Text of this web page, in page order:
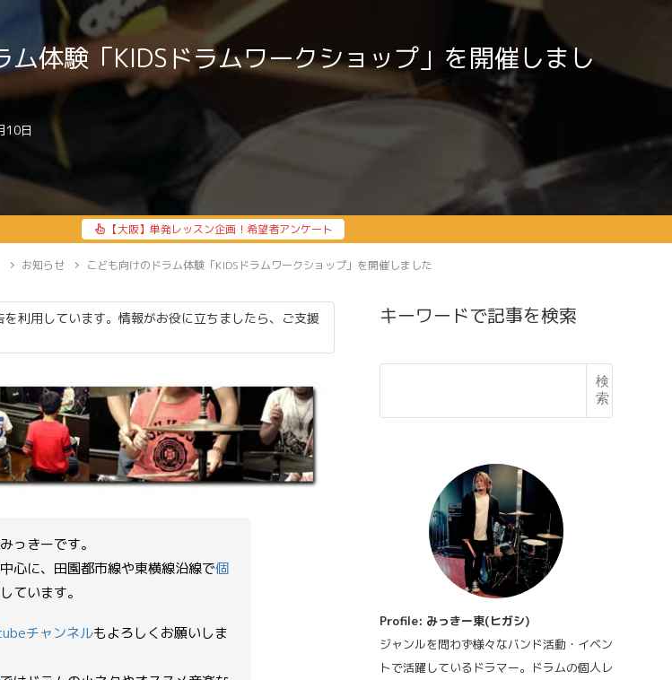
ム体験「KIDSドラムワークショップ」を開催しまし
10日
【大阪】単発レッスン企画！希望者アンケート
お知らせ こども向けのドラム体験「KIDSドラムワークショップ」を開催しました
利用しています。情報がお役に立ちましたら、ご支援
っきーです。
心に、田園都市線や東横線沿線で個
ています。
チャンネルもよろしくお願いしま
キーワードで記事を検索
検
索
Profile: みっきー東(ヒガシ)
ジャンルを問わず様々なバンド活動・イベン
トで活躍しているドラマー。ドラムの個人レ